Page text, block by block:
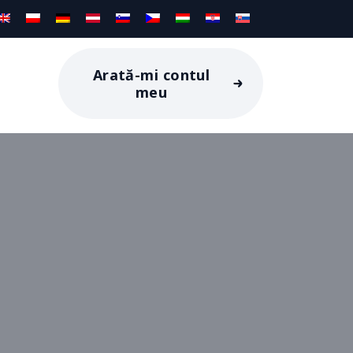
Arată-mi contul
meu